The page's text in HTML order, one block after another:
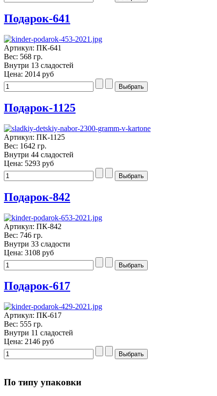
Подарок-641
Артикул: ПК-641
Вес: 568 гр.
Внутри 13 сладостей
Цена: 2014 руб
Подарок-1125
Артикул: ПК-1125
Вес: 1642 гр.
Внутри 44 сладостей
Цена: 5293 руб
Подарок-842
Артикул: ПК-842
Вес: 746 гр.
Внутри 33 сладости
Цена: 3108 руб
Подарок-617
Артикул: ПК-617
Вес: 555 гр.
Внутри 11 сладостей
Цена: 2146 руб
По типу упаковки